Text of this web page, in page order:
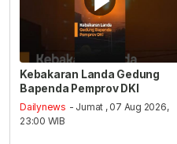
Kebakaran Landa Gedung
Bapenda Pemprov DKI
Dailynews - Jumat , 07 Aug 2026,
23:00 WIB